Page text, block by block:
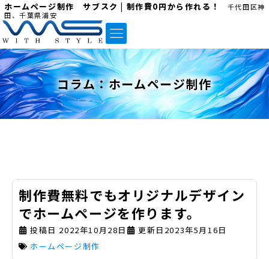
ホームページ制作 サブスク | 制作費0円から作れる！
千代田区神
田、千葉県浦安
コラム：ホームページ制作
制作費無料でもオリジナルデザイン
でホームページを作ります。
投稿日 2022年10月28日
更新日2023年5月16日
ホームページ制作